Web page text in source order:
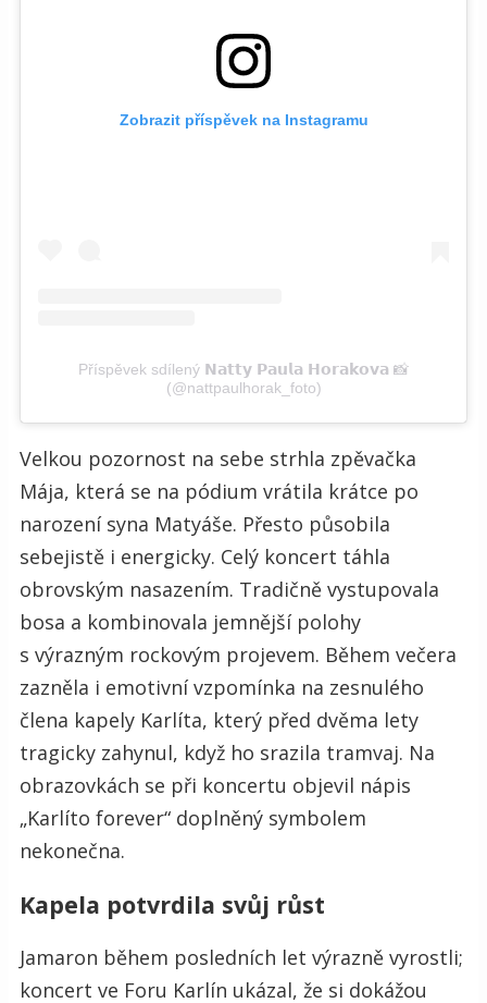
Zobrazit příspěvek na Instagramu
Příspěvek sdílený 𝗡𝗮𝘁𝘁𝘆 𝗣𝗮𝘂𝗹𝗮 𝗛𝗼𝗿𝗮𝗸𝗼𝘃𝗮 📸
(@nattpaulhorak_foto)
Velkou pozornost na sebe strhla zpěvačka
Mája, která se na pódium vrátila krátce po
narození syna Matyáše. Přesto působila
sebejistě i energicky. Celý koncert táhla
obrovským nasazením. Tradičně vystupovala
bosa a kombinovala jemnější polohy
s výrazným rockovým projevem. Během večera
zazněla i emotivní vzpomínka na zesnulého
člena kapely Karlíta, který před dvěma lety
tragicky zahynul, když ho srazila tramvaj. Na
obrazovkách se při koncertu objevil nápis
„Karlíto forever“ doplněný symbolem
nekonečna.
Kapela potvrdila svůj růst
Jamaron během posledních let výrazně vyrostli;
koncert ve Foru Karlín ukázal, že si dokážou